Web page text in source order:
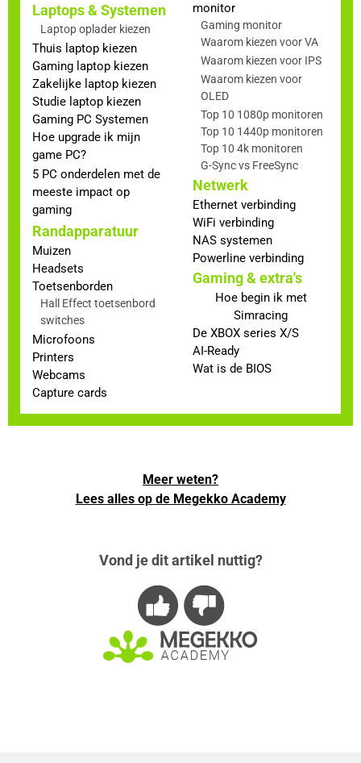
Laptops & Systemen
Laptop oplader kiezen
Thuis laptop kiezen
Gaming laptop kiezen
Zakelijke laptop kiezen
Studie laptop kiezen
Gaming PC Systemen
Hoe upgrade ik mijn
game PC?
5 PC onderdelen met de
meeste impact op
gaming
Randapparatuur
Muizen
Headsets
Toetsenborden
Hall Effect toetsenbord
switches
Microfoons
Printers
Webcams
Capture cards
monitor
Gaming monitor
Waarom kiezen voor VA
Waarom kiezen voor IPS
Waarom kiezen voor
OLED
Top 10 1080p monitoren
Top 10 1440p monitoren
Top 10 4k monitoren
G-Sync vs FreeSync
Netwerk
Ethernet verbinding
WiFi verbinding
NAS systemen
Powerline verbinding
Gaming & extra's
Hoe begin ik met
Simracing
De XBOX series X/S
AI-Ready
Wat is de BIOS
Meer weten?
Lees alles op de Megekko Academy
Vond je dit artikel nuttig?